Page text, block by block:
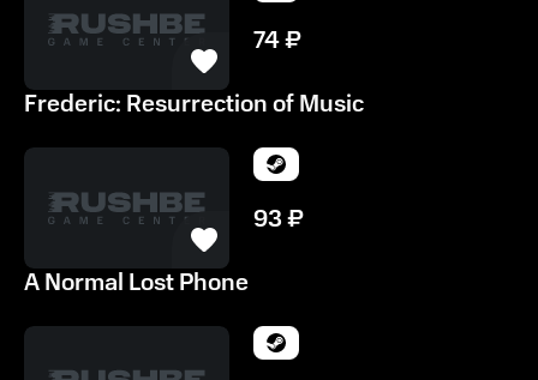
74₽
Frederic: Resurrection of Music
93₽
A Normal Lost Phone